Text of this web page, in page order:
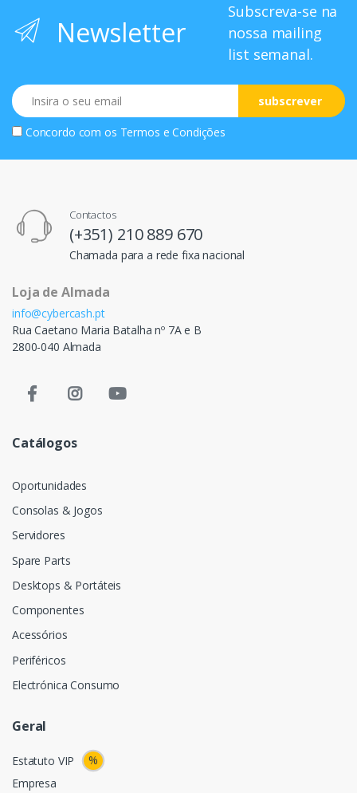
Newsletter
Subscreva-se na
nossa mailing
list semanal.
Email
subscrever
Concordo com os Termos e Condições
Contactos
(+351) 210 889 670
Chamada para a rede fixa nacional
Loja de Almada
info@cybercash.pt
Rua Caetano Maria Batalha nº 7A e B
2800-040 Almada
Catálogos
Oportunidades
Consolas & Jogos
Servidores
Spare Parts
Desktops & Portáteis
Componentes
Acessórios
Periféricos
Electrónica Consumo
Geral
Estatuto VIP
%
Empresa